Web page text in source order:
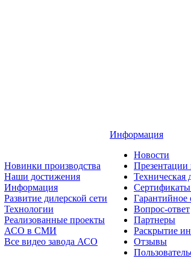
Новинки производства
Наши достижения
Информация
Развитие дилерской сети
Технологии
Реализованные проекты
АСО в СМИ
Все видео завода АСО
Информация
Новости
Техническая
Сертификаты
Гарантийное
Вопрос-ответ
Партнеры
Раскрытие
Отзывы